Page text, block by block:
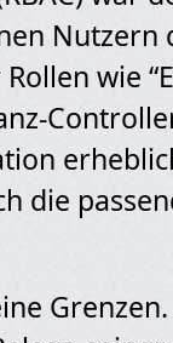
Nutzern
wie
die